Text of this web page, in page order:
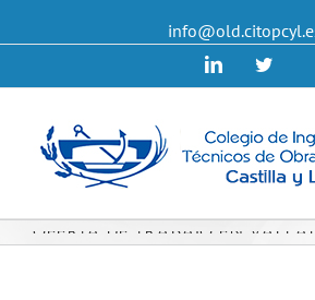
LinkedinTwitter
OFERTA DE TRABAJO EN